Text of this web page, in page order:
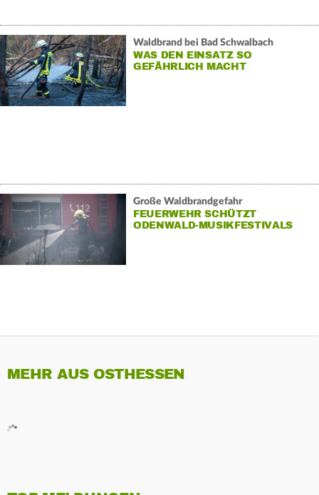
Waldbrand bei Bad Schwalbach
WAS DEN EINSATZ SO
GEFÄHRLICH MACHT
Große Waldbrandgefahr
FEUERWEHR SCHÜTZT
ODENWALD-MUSIKFESTIVALS
MEHR AUS OSTHESSEN